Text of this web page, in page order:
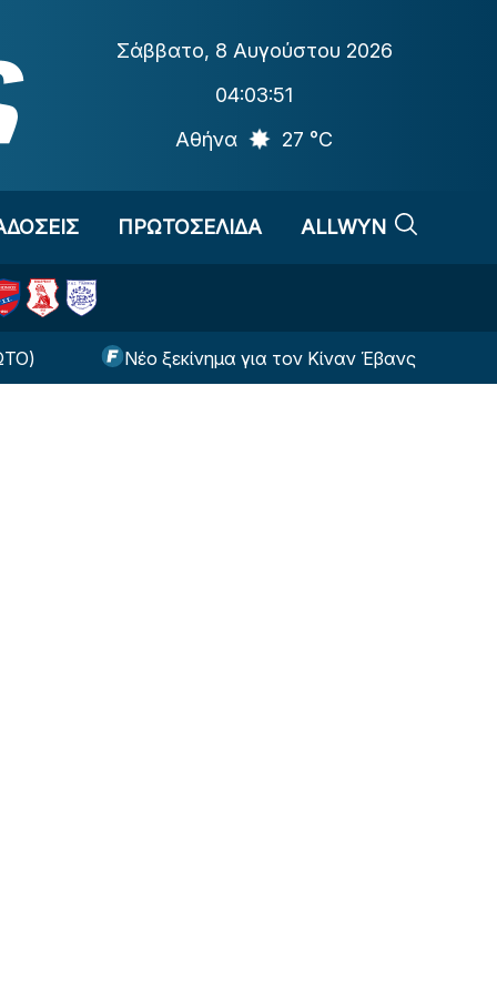
Σάββατο, 8 Αυγούστου 2026
04:03:51
Αθήνα
27 °C
ΠΡΩΤΟΣΕΛΙΔΑ ALLWYN
Νέο ξεκίνημα για τον Κίναν Έβανς - Εκεί θα παίζει